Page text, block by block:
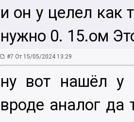
и он у целел как
нужно 0. 15.ом
#7 От 15/05/2024 13:29
ну вот нашёл у
вроде аналог